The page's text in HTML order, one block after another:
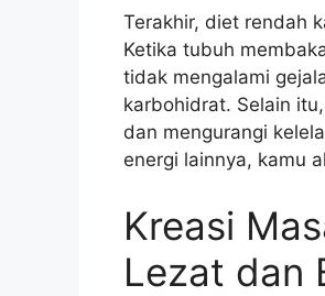
Terakhir, diet rendah
Ketika tubuh
tidak mengalami
karbohidrat. Selain
dan mengurangi
energi lainnya, kamu
Kreasi
Lezat dan